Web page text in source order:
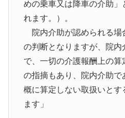
めの乗車又は降車の介助」
れます。）。
院内介助が認められる場
の判断となりますが、院内
で、一切の介護報酬上の算
の指摘もあり、院内介助で
概に算定しない取扱いとす
ます」